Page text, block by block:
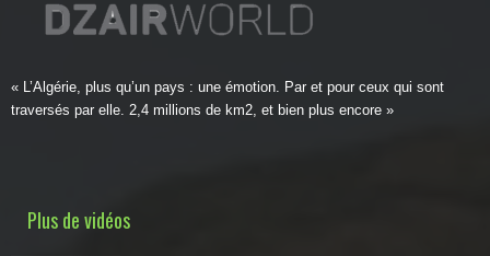
« L’Algérie, plus qu’un pays : une émotion. Par et pour ceux qui sont
traversés par elle. 2,4 millions de km2, et bien plus encore »
Plus de vidéos